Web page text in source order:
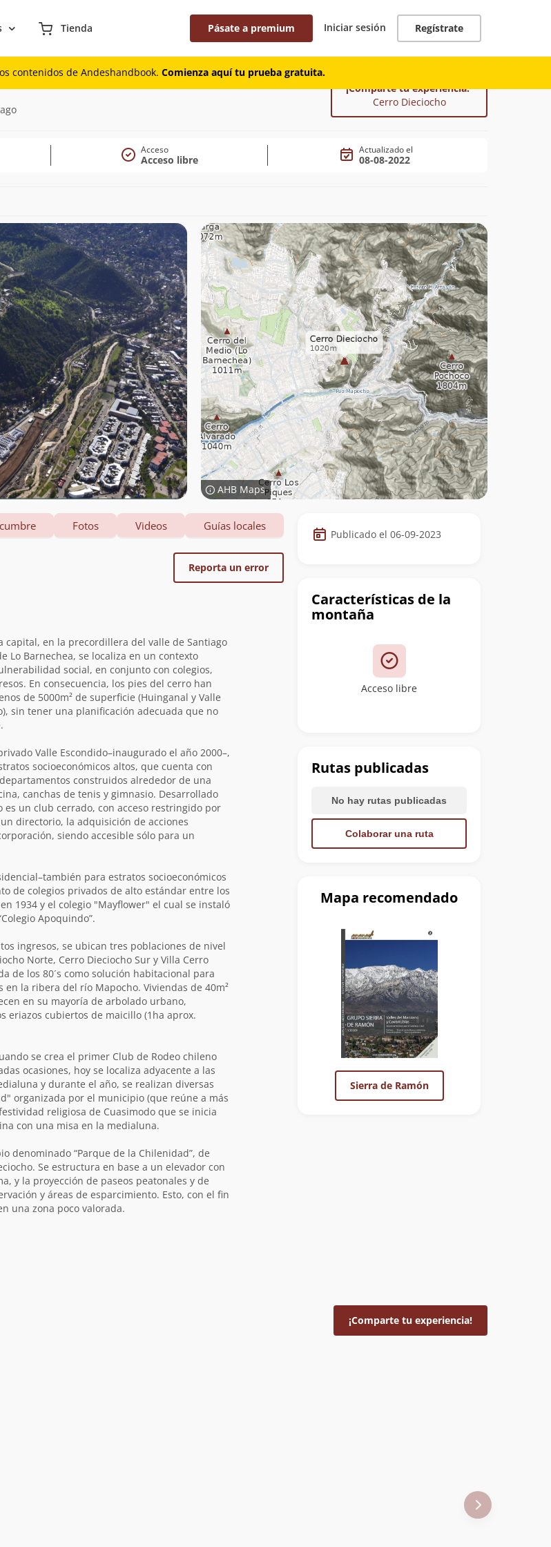
Tienda Pásate a premium Iniciar sesión Regístrate
contenidos de Andeshandbook. Comienza aquí tu prueba gratuita.
¡Comparte tu experiencia!
Cerro Dieciocho
Acceso
Acceso libre
Actualizado el
08-08-2022
AHB Maps
Datos
de
cumbre
Publicado el 06-09-2023
Características de la
montaña
Acceso libre
Rutas publicadas
No hay rutas publicadas
Colaborar una ruta
Mapa recomendado
Sierra de Ramón
Fotos Videos Guías locales
Reporta un error
capital, en la precordillera del valle de Santiago
Lo Barnechea, se localiza en un contexto
social, en conjunto con colegios,
En consecuencia, los pies del cerro han
de 5000m² de superficie (Huinganal y Valle
sin tener una planificación adecuada que no
Valle Escondido–inaugurado el año 2000–,
socioeconómicos altos, que cuenta con
construidos alrededor de una
canchas de tenis y gimnasio. Desarrollado
un club cerrado, con acceso restringido por
directorio, la adquisición de acciones
siendo accesible sólo para un
para estratos socioeconómicos
de colegios privados de alto estándar entre los
1934 y el colegio "Mayflower" el cual se instaló
Apoquindo”.
ingresos, se ubican tres poblaciones de nivel
Norte, Cerro Dieciocho Sur y Villa Cerro
de los 80´s como solución habitacional para
la ribera del río Mapocho. Viviendas de 40m²
en su mayoría de arbolado urbano,
eriazos cubiertos de maicillo (1ha aprox.
se crea el primer Club de Rodeo chileno
ocasiones, hoy se localiza adyacente a las
y durante el año, se realizan diversas
organizada por el municipio (que reúne a más
religiosa de Cuasimodo que se inicia
con una misa en la medialuna.
denominado “Parque de la Chilenidad”, de
Se estructura en base a un elevador con
y la proyección de paseos peatonales y de
y áreas de esparcimiento. Esto, con el fin
una zona poco valorada.
¡Comparte tu experiencia!